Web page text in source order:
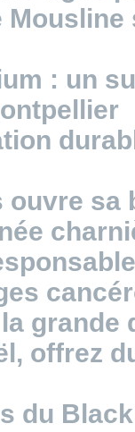
: un
ouvre sa
grande
offrez
du